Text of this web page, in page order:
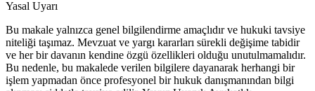
Yasal Uyarı
Bu makale yalnızca genel bilgilendirme amaçlıdır ve hukuki tavsiye
niteliği taşımaz. Mevzuat ve yargı kararları sürekli değişime tabidir
ve her bir davanın kendine özgü özellikleri olduğu unutulmamalıdır.
Bu nedenle, bu makalede verilen bilgilere dayanarak herhangi bir
işlem yapmadan önce profesyonel bir hukuk danışmanından bilgi